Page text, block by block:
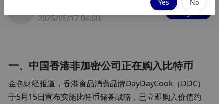
2025/05/17 04:00
Mengikuti
一、中国香港非加密公司正在购入比特币
金色财经报道，香港食品消费品牌DayDayCook（DDC）
于5月15日宣布实施比特币储备战略，已立即购入价值约
Yes No